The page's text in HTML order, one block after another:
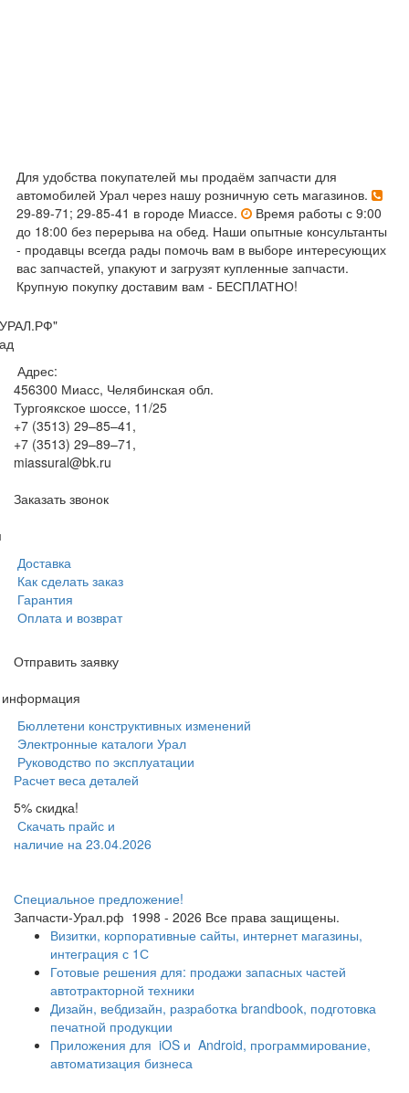
Для удобства покупателей мы продаём запчасти для
автомобилей Урал через нашу розничную сеть магазинов.
29-89-71; 29-85-41 в городе Миассе.
Время работы с 9:00
до 18:00 без перерыва на обед. Наши опытные консультанты
- продавцы всегда рады помочь вам в выборе интересующих
вас запчастей, упакуют и загрузят купленные запчасти.
Крупную покупку доставим вам - БЕСПЛАТНО!
Адрес:
456300 Миасс, Челябинская обл.
Тургоякское шоссе, 11/25
+7 (3513) 29–85–41 ,
+7 (3513) 29–89–71 ,
miassural@bk.ru
Заказать звонок
Доставка
Как сделать заказ
Гарантия
Оплата и возврат
Отправить заявку
информация
Бюллетени конструктивных изменений
Электронные каталоги Урал
Руководство по эксплуатации
Расчет веса деталей
5% скидка!
Скачать прайс и
наличие на 23.04.2026
Специальное предложение!
Запчасти-Урал.рф 1998 - 2026 Все права защищены.
Визитки, корпоративные сайты, интернет магазины,
интеграция с 1С
Готовые решения для: продажи запасных частей
автотракторной техники
Дизайн, вебдизайн, разработка brandbook, подготовка
печатной продукции
Приложения для iOS и Android, программирование,
автоматизация бизнеса